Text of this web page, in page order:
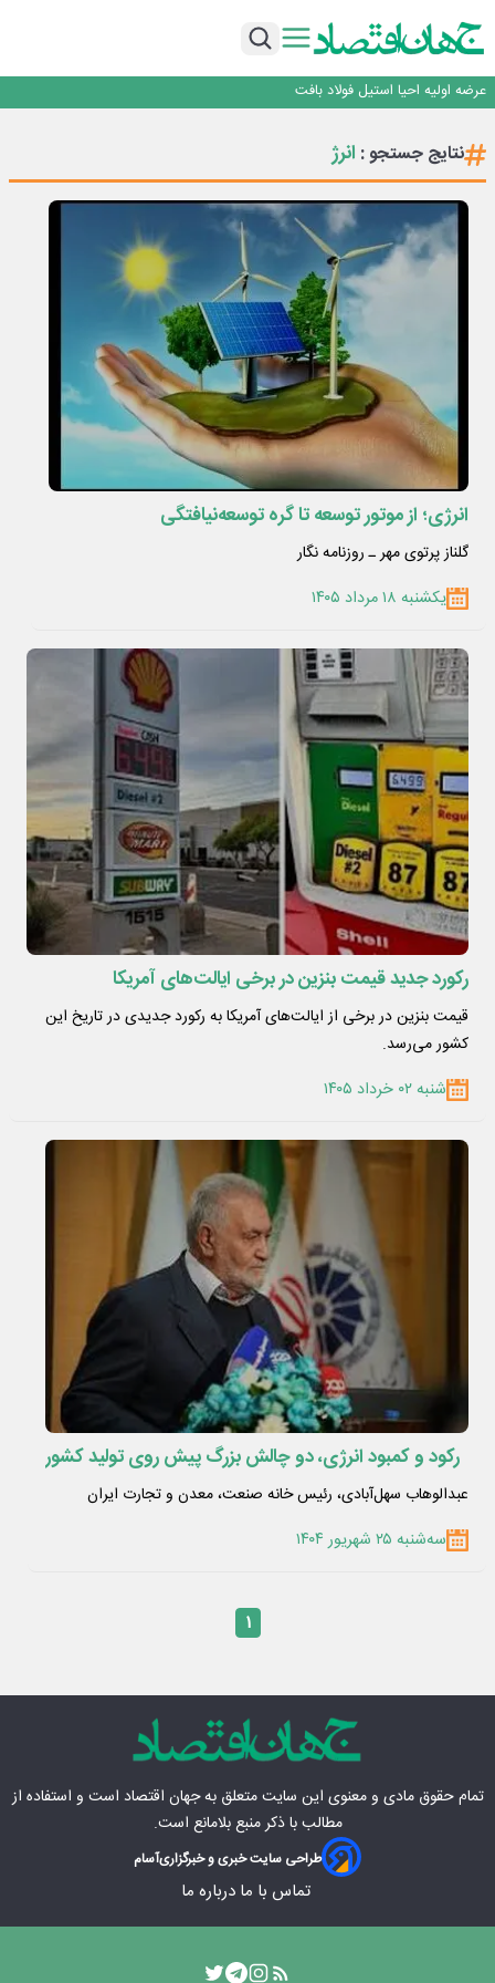
رونمایی فولاد غدیر نی ریز از سامانه ی « آقای پولاد»
نمایشگاهی برگزار می‌شود
عرضه اولیه احیا استیل فولاد بافت
ورق گرم مبارکه به پروژه های انتقال آب رسید
رونمایی فولاد غدیر نی ریز از سامانه ی « آقای پولاد»
نمایشگاهی برگزار می‌شود
عرضه اولیه احیا استیل فولاد بافت
نتایج جستجو : انرژ
انرژی؛ از موتور توسعه تا گره توسعه‌نیافتگی
گلناز پرتوی مهر ـ روزنامه نگار
یکشنبه ۱۸ مرداد ۱۴۰۵
رکورد جدید قیمت بنزین در برخی ایالت‌های آمریکا
قیمت بنزین در برخی از ایالت‌های آمریکا به رکورد جدیدی در تاریخ این
کشور می‌رسد.
شنبه ۰۲ خرداد ۱۴۰۵
رکود و کمبود انرژی، دو چالش بزرگ پیش روی تولید کشور
عبدالوهاب سهل‌آبادی، رئیس خانه صنعت، معدن و تجارت ایران
سه‌شنبه ۲۵ شهریور ۱۴۰۴
۱
تمام حقوق مادی‌ و معنوی این سایت متعلق بهجهان اقتصاد است و استفاده از
مطالب با ذکر منبع بلامانع است.
طراحی سایت خبری و خبرگزاریآسام
تماس با ما درباره ما